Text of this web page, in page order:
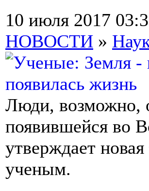
10 июля 2017
НОВОСТИ »
Люди, возможно,
появившейся во
утверждает
ученым.